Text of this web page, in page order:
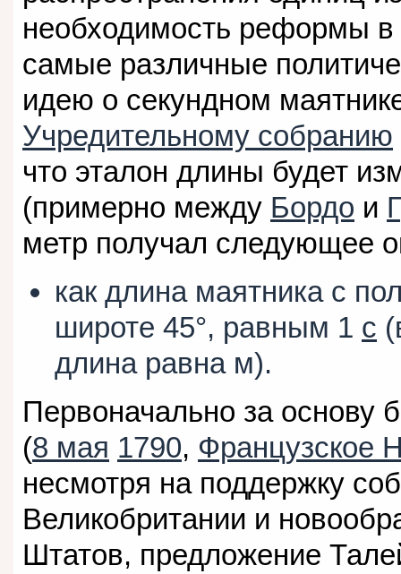
необходимость реформы в
самые различные
идею о секундном
Учредительному собранию
что эталон длины будет
(примерно между Бордо и
метр получал следующее
как длина маятника с
широте 45°, равным 1 с
длина равна м).
Первоначально за основу
(8 мая 1790, Французское
несмотря на поддержку
Великобритании и
Штатов, предложение